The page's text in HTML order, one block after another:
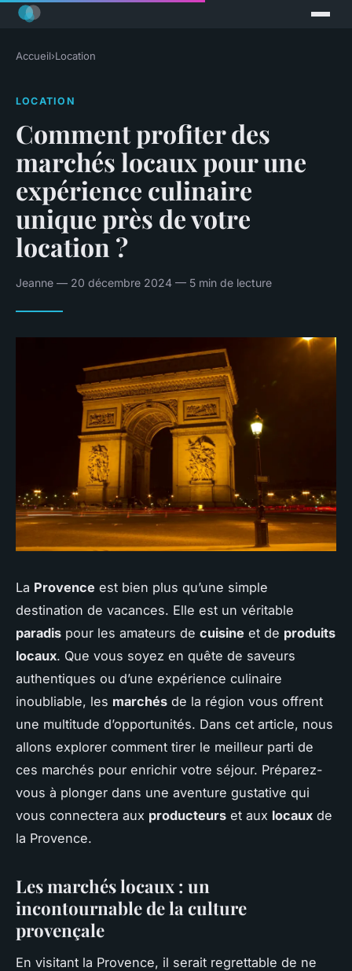
Accueil›Location
LOCATION
Comment profiter des
marchés locaux pour une
expérience culinaire
unique près de votre
location ?
Jeanne — 20 décembre 2024 — 5 min de lecture
La Provence est bien plus qu’une simple
destination de vacances. Elle est un véritable
paradis pour les amateurs de cuisine et de produits
locaux. Que vous soyez en quête de saveurs
authentiques ou d’une expérience culinaire
inoubliable, les marchés de la région vous offrent
une multitude d’opportunités. Dans cet article, nous
allons explorer comment tirer le meilleur parti de
ces marchés pour enrichir votre séjour. Préparez-
vous à plonger dans une aventure gustative qui
vous connectera aux producteurs et aux locaux de
la Provence.
Les marchés locaux : un
incontournable de la culture
provençale
En visitant la Provence, il serait regrettable de ne